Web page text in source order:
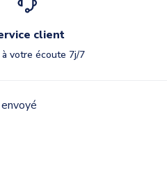
client
votre écoute 7j/7